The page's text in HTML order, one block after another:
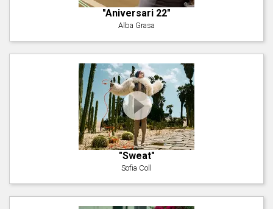
"Aniversari 22"
Alba Grasa
"Sweat"
Sofia Coll